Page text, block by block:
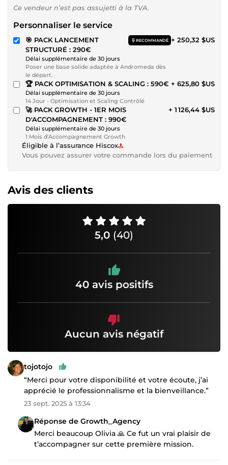
Ce vendeur n’est pas assujetti à la TVA.
Personnaliser le service
🎯 PACK LANCEMENT
STRUCTURÉ : 290€
RECOMMANDÉ
Délai supplémentaire de 30 jours
Poser une base solide adaptée à Andromeda dès
le départ.
+ 250,32 $US
🏆 PACK OPTIMISATION & SCALING : 590€
Délai supplémentaire de 30 jours
14 Jour - Optimisation et Scaling Contrôlé
+ 625,80 $US
🚀 PACK GROWTH - 1ER MOIS
D'ACCOMPAGNEMENT : 990€
Délai supplémentaire de 30 jours
1 Mois d'Accompagnement Growth
+ 1 126,44 $US
Éligible à l’assurance Hiscox
Vous pouvez assurer votre commande lors du paiement
Avis des clients
5,0 (40)
40 avis positifs
Aucun avis négatif
tojotojo
“Merci pour votre disponibilité et votre écoute, j’ai
apprécié le professionnalisme et la bienveillance.”
23 sept. 2025 à 13:34
Réponse de Growth_Agency
Merci beaucoup Olivia 🙏 Ce fut un vrai plaisir de
t’accompagner sur cette première mission.